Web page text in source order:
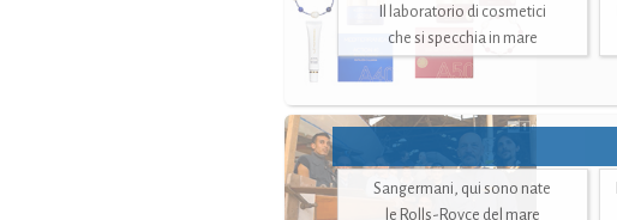
Il laboratorio di cosmetici
che si specchia in mare
Sangermani, qui sono nate
le Rolls-Royce del mare